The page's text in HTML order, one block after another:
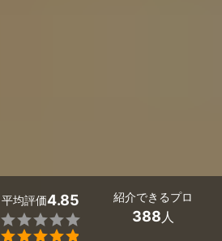
平均評価4.85


紹介できるプロ
388人